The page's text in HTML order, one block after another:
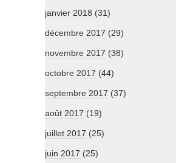
janvier 2018 (31)
décembre 2017 (29)
novembre 2017 (38)
octobre 2017 (44)
septembre 2017 (37)
août 2017 (19)
juillet 2017 (25)
juin 2017 (25)